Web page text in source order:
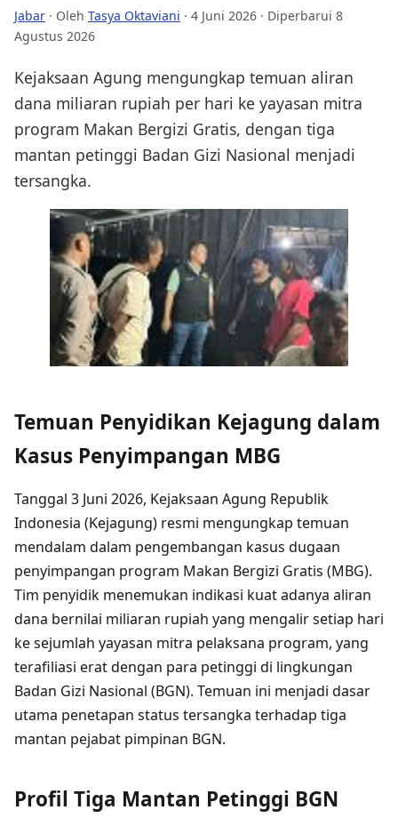
Jabar · Oleh Tasya Oktaviani · 4 Juni 2026 · Diperbarui 8
Agustus 2026
Kejaksaan Agung mengungkap temuan aliran
dana miliaran rupiah per hari ke yayasan mitra
program Makan Bergizi Gratis, dengan tiga
mantan petinggi Badan Gizi Nasional menjadi
tersangka.
Temuan Penyidikan Kejagung dalam
Kasus Penyimpangan MBG
Tanggal 3 Juni 2026, Kejaksaan Agung Republik
Indonesia (Kejagung) resmi mengungkap temuan
mendalam dalam pengembangan kasus dugaan
penyimpangan program Makan Bergizi Gratis (MBG).
Tim penyidik menemukan indikasi kuat adanya aliran
dana bernilai miliaran rupiah yang mengalir setiap hari
ke sejumlah yayasan mitra pelaksana program, yang
terafiliasi erat dengan para petinggi di lingkungan
Badan Gizi Nasional (BGN). Temuan ini menjadi dasar
utama penetapan status tersangka terhadap tiga
mantan pejabat pimpinan BGN.
Profil Tiga Mantan Petinggi BGN